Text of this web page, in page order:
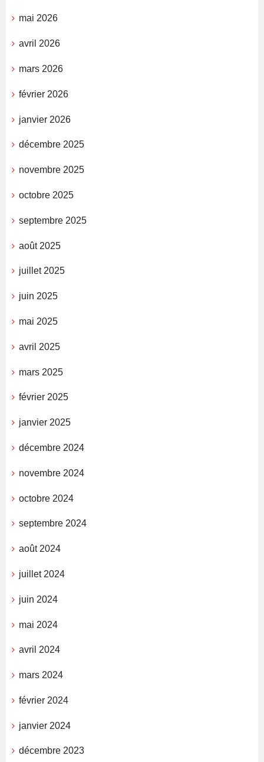
mai 2026
avril 2026
mars 2026
février 2026
janvier 2026
décembre 2025
novembre 2025
octobre 2025
septembre 2025
août 2025
juillet 2025
juin 2025
mai 2025
avril 2025
mars 2025
février 2025
janvier 2025
décembre 2024
novembre 2024
octobre 2024
septembre 2024
août 2024
juillet 2024
juin 2024
mai 2024
avril 2024
mars 2024
février 2024
janvier 2024
décembre 2023